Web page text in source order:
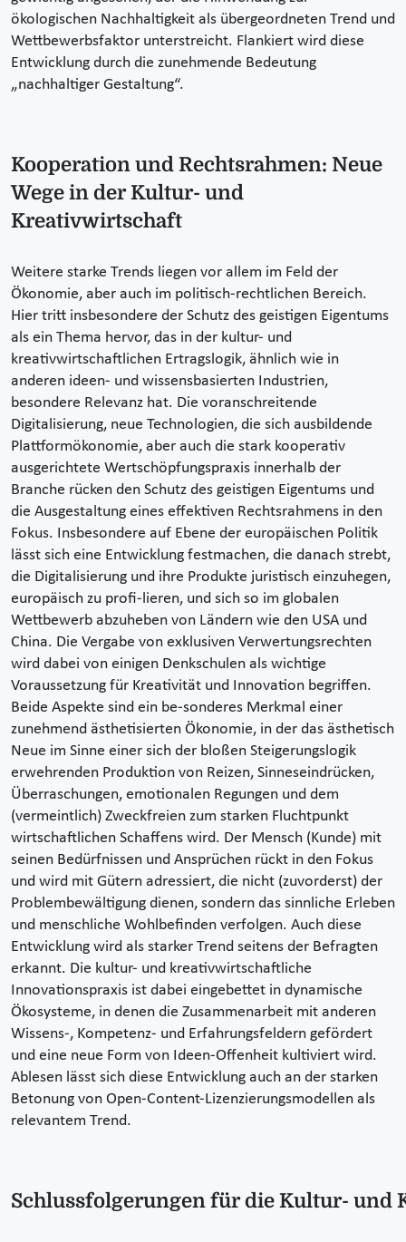
ökologischen Nachhaltigkeit als übergeordneten Trend und
Wettbewerbsfaktor unterstreicht. Flankiert wird diese
Entwicklung durch die zunehmende Bedeutung
„nachhaltiger Gestaltung“.
Kooperation und Rechtsrahmen: Neue
Wege in der Kultur- und
Kreativwirtschaft
Weitere starke Trends liegen vor allem im Feld der
Ökonomie, aber auch im politisch-rechtlichen Bereich.
Hier tritt insbesondere der Schutz des geistigen Eigentums
als ein Thema hervor, das in der kultur- und
kreativwirtschaftlichen Ertragslogik, ähnlich wie in
anderen ideen- und wissensbasierten Industrien,
besondere Relevanz hat. Die voranschreitende
Digitalisierung, neue Technologien, die sich ausbildende
Plattformökonomie, aber auch die stark kooperativ
ausgerichtete Wertschöpfungspraxis innerhalb der
Branche rücken den Schutz des geistigen Eigentums und
die Ausgestaltung eines effektiven Rechtsrahmens in den
Fokus. Insbesondere auf Ebene der europäischen Politik
lässt sich eine Entwicklung festmachen, die danach strebt,
die Digitalisierung und ihre Produkte juristisch einzuhegen,
europäisch zu profi-lieren, und sich so im globalen
Wettbewerb abzuheben von Ländern wie den USA und
China. Die Vergabe von exklusiven Verwertungsrechten
wird dabei von einigen Denkschulen als wichtige
Voraussetzung für Kreativität und Innovation begriffen.
Beide Aspekte sind ein be-sonderes Merkmal einer
zunehmend ästhetisierten Ökonomie, in der das ästhetisch
Neue im Sinne einer sich der bloßen Steigerungslogik
erwehrenden Produktion von Reizen, Sinneseindrücken,
Überraschungen, emotionalen Regungen und dem
(vermeintlich) Zweckfreien zum starken Fluchtpunkt
wirtschaftlichen Schaffens wird. Der Mensch (Kunde) mit
seinen Bedürfnissen und Ansprüchen rückt in den Fokus
und wird mit Gütern adressiert, die nicht (zuvorderst) der
Problembewältigung dienen, sondern das sinnliche Erleben
und menschliche Wohlbefinden verfolgen. Auch diese
Entwicklung wird als starker Trend seitens der Befragten
erkannt. Die kultur- und kreativwirtschaftliche
Innovationspraxis ist dabei eingebettet in dynamische
Ökosysteme, in denen die Zusammenarbeit mit anderen
Wissens-, Kompetenz- und Erfahrungsfeldern gefördert
und eine neue Form von Ideen-Offenheit kultiviert wird.
Ablesen lässt sich diese Entwicklung auch an der starken
Betonung von Open-Content-Lizenzierungsmodellen als
relevantem Trend.
Schlussfolgerungen für die Kultur-